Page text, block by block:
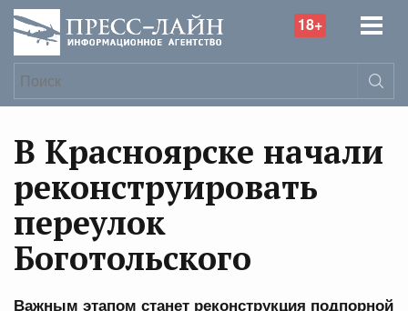
18+
В Красноярске начали
реконструировать
переулок
Боготольского
Важным этапом станет реконструкция подпорной